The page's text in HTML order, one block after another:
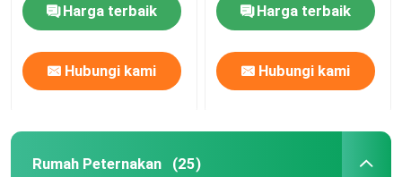
Harga terbaik
Hubungi kami
Harga terbaik
Hubungi kami
Rumah Peternakan (25)